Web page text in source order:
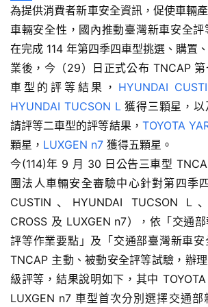
車
輛
空
間
實
測
汽
車
／
機
車
試
駕
影
音
台
k
d
s
lo
o
M
a
i
l
a
i
l
h
a
t
s
A
p
p
分
享
為提供消費者新車安全資訊，促使車輛
車輛安全性，國內推動臺灣新車安全評
在完成 114 年第四季四車型挑選、購置
業後，今（29）日正式公布 TNCAP
車型的評等結果， HYUNDAI
HYUNDAI TUCSON L 獲得三顆星，以
請評等二車型的評等結果， TOYOTA
顆星， LUXGEN n7 獲得五顆星。
今(114)年 9 月 30 日公告三車型
團法人車輛安全審驗中心針對第四季
CUSTIN、HYUNDAI TUCSON L
CROSS 及 LUXGEN n7），依「交通
評等作業要點」及「交通部臺灣新車
TNCAP 主動、被動安全評等試驗，辦
級評等，結果說明如下，其中 TOYOTA
LUXGEN n7 車型首次分別選擇交通